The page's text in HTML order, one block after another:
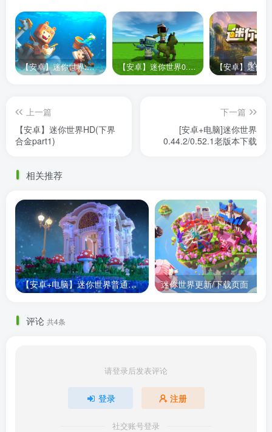
【安卓】迷你世界:随心筑梦园 25.01.07 【安卓】迷你世界0.44优化版 1.8.0(最终版)
上一篇
【安卓】迷你世界HD(下界
合金part1)
下一篇
[安卓+电脑]迷你世界
0.44.2/0.52.1老版本下载
相关推荐
【安卓+电脑】迷你世界普通版/纯净版0.52.1/0.44.2 迷你世界更新/下载页面
评论 共4条
请登录后发表评论
登录 注册
社交账号登录